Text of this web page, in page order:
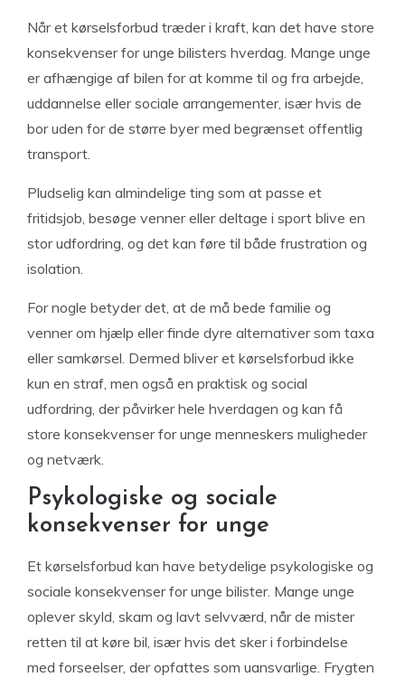
Når et kørselsforbud træder i kraft, kan det have store
konsekvenser for unge bilisters hverdag. Mange unge
er afhængige af bilen for at komme til og fra arbejde,
uddannelse eller sociale arrangementer, især hvis de
bor uden for de større byer med begrænset offentlig
transport.
Pludselig kan almindelige ting som at passe et
fritidsjob, besøge venner eller deltage i sport blive en
stor udfordring, og det kan føre til både frustration og
isolation.
For nogle betyder det, at de må bede familie og
venner om hjælp eller finde dyre alternativer som taxa
eller samkørsel. Dermed bliver et kørselsforbud ikke
kun en straf, men også en praktisk og social
udfordring, der påvirker hele hverdagen og kan få
store konsekvenser for unge menneskers muligheder
og netværk.
Psykologiske og sociale
konsekvenser for unge
Et kørselsforbud kan have betydelige psykologiske og
sociale konsekvenser for unge bilister. Mange unge
oplever skyld, skam og lavt selvværd, når de mister
retten til at køre bil, især hvis det sker i forbindelse
med forseelser, der opfattes som uansvarlige. Frygten